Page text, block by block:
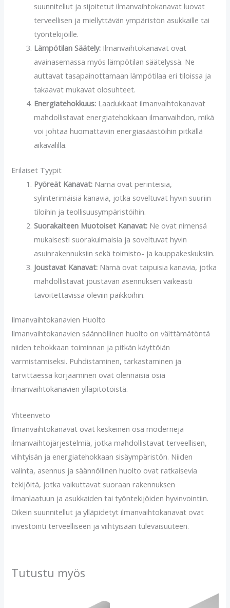
suunnitellut ja sijoitetut ilmanvaihtokanavat luovat
terveellisen ja miellyttävän ympäristön asukkaille tai
työntekijöille.
Lämpötilan Säätely: Ilmanvaihtokanavat ovat
avainasemassa myös lämpötilan säätelyssä. Ne
auttavat tasapainottamaan lämpötilaa eri tiloissa ja
takaavat mukavat olosuhteet.
Energiatehokkuus: Laadukkaat ilmanvaihtokanavat
mahdollistavat energiatehokkaan ilmanvaihdon, mikä
voi johtaa huomattaviin energiasäästöihin pitkällä
aikavälillä.
Erilaiset Tyypit
Pyöreät Kanavat: Nämä ovat perinteisiä,
sylinterimäisiä kanavia, jotka soveltuvat hyvin suuriin
tiloihin ja teollisuusympäristöihin.
Suorakaiteen Muotoiset Kanavat: Ne ovat nimensä
mukaisesti suorakulmaisia ja soveltuvat hyvin
asuinrakennuksiin sekä toimisto- ja kauppakeskuksiin.
Joustavat Kanavat: Nämä ovat taipuisia kanavia, jotka
mahdollistavat joustavan asennuksen vaikeasti
tavoitettavissa oleviin paikkoihin.
Ilmanvaihtokanavien Huolto
Ilmanvaihtokanavien säännöllinen huolto on välttämätöntä
niiden tehokkaan toiminnan ja pitkän käyttöiän
varmistamiseksi. Puhdistaminen, tarkastaminen ja
tarvittaessa korjaaminen ovat olennaisia osia
ilmanvaihtokanavien ylläpitotöistä.
Yhteenveto
Ilmanvaihtokanavat ovat keskeinen osa moderneja
ilmanvaihtojärjestelmiä, jotka mahdollistavat terveellisen,
viihtyisän ja energiatehokkaan sisäympäristön. Niiden
valinta, asennus ja säännöllinen huolto ovat ratkaisevia
tekijöitä, jotka vaikuttavat suoraan rakennuksen
ilmanlaatuun ja asukkaiden tai työntekijöiden hyvinvointiin.
Oikein suunnitellut ja ylläpidetyt ilmanvaihtokanavat ovat
investointi terveelliseen ja viihtyisään tulevaisuuteen.
Tutustu myös